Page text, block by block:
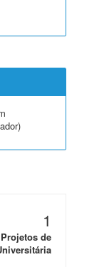
1
de